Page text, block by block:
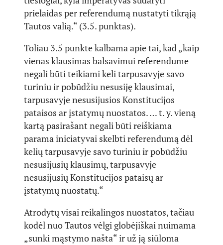
prielaidas per referendumą nustatyti tikrąją
Tautos valią.“ (3.5. punktas).
Toliau 3.5 punkte kalbama apie tai, kad „kaip
vienas klausimas balsavimui referendume
negali būti teikiami keli tarpusavyje savo
turiniu ir pobūdžiu nesusiję klausimai,
tarpusavyje nesusijusios Konstitucijos
pataisos ar įstatymų nuostatos. … t. y. vieną
kartą pasirašant negali būti reiškiama
parama iniciatyvai skelbti referendumą dėl
kelių tarpusavyje savo turiniu ir pobūdžiu
nesusijusių klausimų, tarpusavyje
nesusijusių Konstitucijos pataisų ar
įstatymų nuostatų.“
Atrodytų visai reikalingos nuostatos, tačiau
kodėl nuo Tautos vėlgi globėjiškai nuimama
„sunki mąstymo našta“ ir už ją siūloma